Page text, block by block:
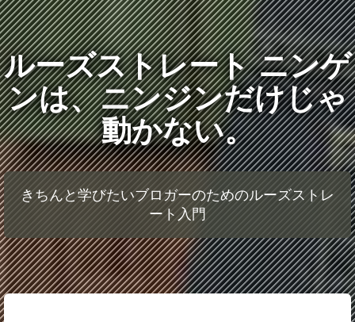
ルーズストレート ニンゲ
ンは、ニンジンだけじゃ
動かない。
きちんと学びたいブロガーのためのルーズストレ
ート入門